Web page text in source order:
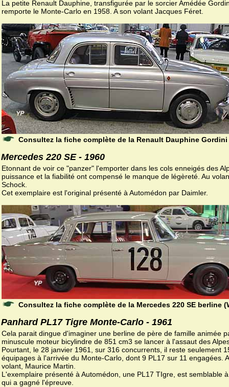
La petite Renault Dauphine, transfigurée par le sorcier Amédée
remporte le Monte-Carlo en 1958. A son volant Jacques Féret.
Consultez la fiche complète de la Renault Dauphine Gordini
Mercedes 220 SE - 1960
Etonnant de voir ce "panzer" l'emporter dans les cols enneigés des
puissance et la fiabilité ont compensé le manque de légèreté. Au
Schock.
Cet exemplaire est l'original présenté à Automédon par Daimler.
Consultez la fiche complète de la Mercedes 220 SE berline
Panhard PL17 Tigre Monte-Carlo - 1961
Cela parait dingue d'imaginer une berline de père de famille animée
minuscule moteur bicylindre de 851 cm3 se lancer à l'assaut des
Pourtant, le 28 janvier 1961, sur 316 concurrents, il reste seulement
équipages à l'arrivée du Monte-Carlo, dont 9 PL17 sur 11 engagées.
volant, Maurice Martin.
L'exemplaire présenté à Automédon, une PL17 TIgre, est semblable
qui a gagné l'épreuve.